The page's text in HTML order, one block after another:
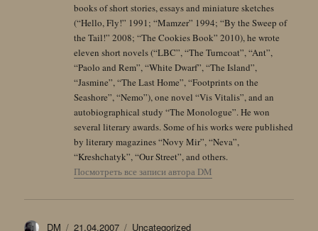
books of short stories, essays and miniature sketches
(“Hello, Fly!” 1991; “Mamzer” 1994; “By the Sweep of
the Tail!” 2008; “The Cookies Book” 2010), he wrote
eleven short novels (“LBC”, “The Turncoat”, “Ant”,
“Paolo and Rem”, “White Dwarf”, “The Island”,
“Jasmine”, “The Last Home”, “Footprints on the
Seashore”, “Nemo”), one novel “Vis Vitalis”, and an
autobiographical study “The Monologue”. He won
several literary awards. Some of his works were published
by literary magazines “Novy Mir”, “Neva”,
“Kreshchatyk”, “Our Street”, and others.
Посмотреть все записи автора DM
Автор
DM Опубликовано
21.04.2007 Рубрики
Uncategorized